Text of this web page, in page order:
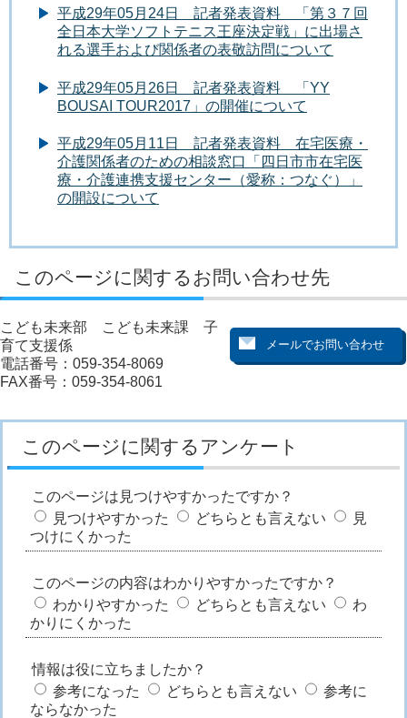
平成29年05月24日 記者発表資料 「第３７回
全日本大学ソフトテニス王座決定戦」に出場さ
れる選手および関係者の表敬訪問について
平成29年05月26日 記者発表資料 「YY
BOUSAI TOUR2017」の開催について
平成29年05月11日 記者発表資料 在宅医療・
介護関係者のための相談窓口「四日市市在宅医
療・介護連携支援センター（愛称：つなぐ）」
の開設について
このページに関するお問い合わせ先
こども未来部 こども未来課 子
育て支援係
電話番号：059-354-8069
FAX番号：059-354-8061
このページに関するアンケート
このページは見つけやすかったですか？
見つけやすかった
どちらとも言えない
見
つけにくかった
このページの内容はわかりやすかったですか？
わかりやすかった
どちらとも言えない
わ
かりにくかった
情報は役に立ちましたか？
参考になった
どちらとも言えない
参考に
ならなかった